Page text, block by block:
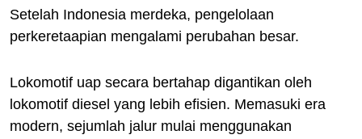
Setelah Indonesia merdeka, pengelolaan
perkeretaapian mengalami perubahan besar.
Lokomotif uap secara bertahap digantikan oleh
lokomotif diesel yang lebih efisien. Memasuki era
modern, sejumlah jalur mulai menggunakan